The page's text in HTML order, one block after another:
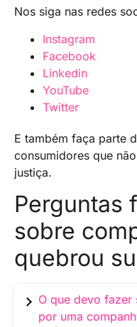
Nos siga nas redes
Instagram
Facebook
Linkedin
YouTube
Twitter
E também faça parte
consumidores que
justiça.
Perguntas
sobre
quebrou
O que devo fazer
por uma